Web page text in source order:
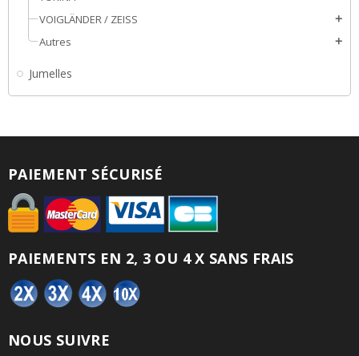
VOIGLÄNDER / ZEISS add
Autres add
Jumelles
PAIEMENT SÉCURISÉ
PAIEMENTS EN 2, 3 OU 4 X SANS FRAIS
NOUS SUIVRE